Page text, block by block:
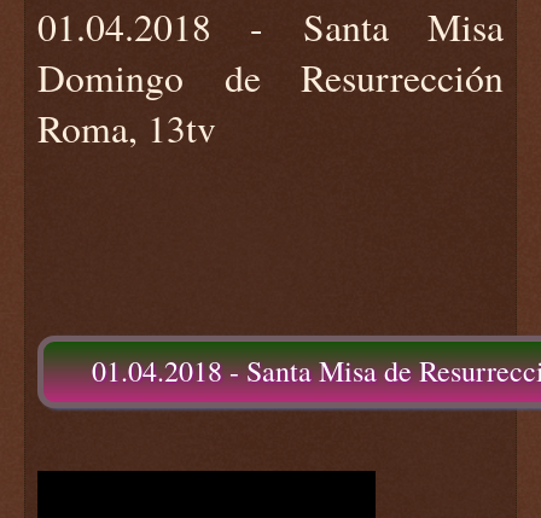
01.04.2018 - Santa Misa
Domingo de Resurrección
Roma, 13tv
01.04.2018 - Santa Misa de